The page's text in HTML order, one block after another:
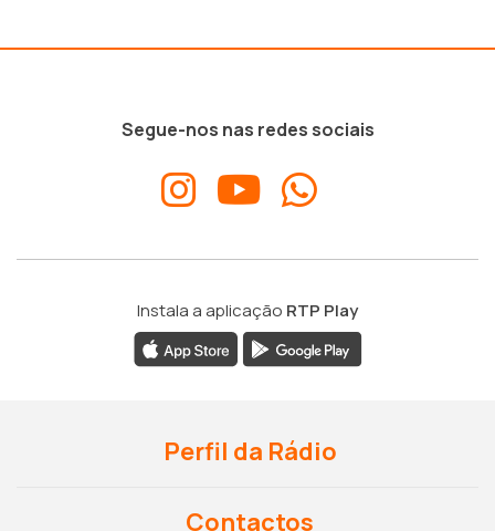
Segue-nos nas redes sociais
Instala a aplicação RTP Play
Perfil da Rádio
Contactos